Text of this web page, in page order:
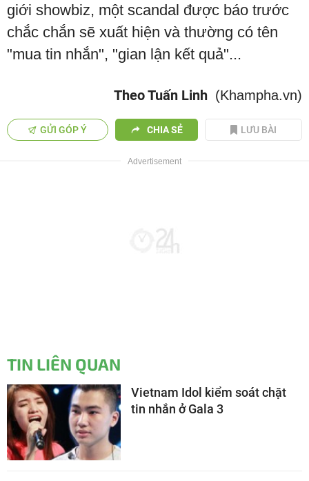
giới showbiz, một scandal được báo trước
chắc chắn sẽ xuất hiện và thường có tên
"mua tin nhắn", "gian lận kết quả"...
Theo Tuấn Linh (Khampha.vn)
GỬI GÓP Ý CHIA SẺ LƯU BÀI
TIN LIÊN QUAN
Vietnam Idol kiểm soát chặt
tin nhắn ở Gala 3